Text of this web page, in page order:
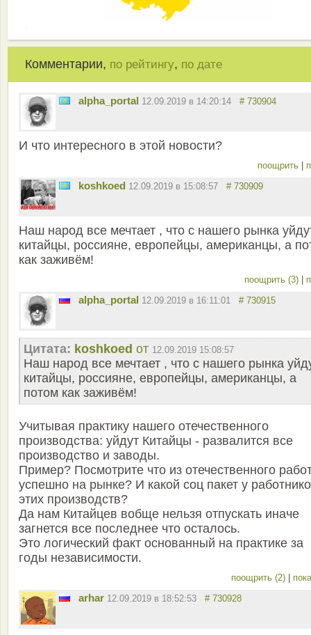
Комментарии, по рейтингу, по дате
alpha_portal 12.09.2019 в 14:20:14 # 730904
И что интересного в этой новости?
поощрить
koshkoed 12.09.2019 в 15:08:57 # 730909
Наш народ все мечтает , что с нашего рынка
китайцы, россияне, европейцы, американцы, а
как заживём!
поощрить (3)
alpha_portal 12.09.2019 в 16:11:01 # 730915
Цитата: koshkoed от 12.09.2019 15:08:57
Наш народ все мечтает , что с нашего рынка
китайцы, россияне, европейцы, американцы, а
потом как заживём!
Учитывая практику нашего отечественного
производства: уйдут Китайцы - развалится все
производство и заводы.
Пример? Посмотрите что из отечественного
успешно на рынке? И какой соц пакет у
этих производств?
Да нам Китайцев вобще нельзя отпускать иначе
загнется все последнее что осталось.
Это логический факт основанный на практике за
годы независимости.
поощрить (2)
arhar 12.09.2019 в 18:52:53 # 730928